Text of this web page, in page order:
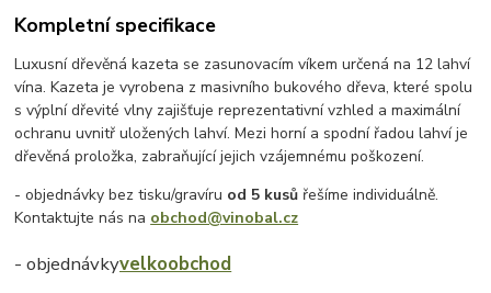
Kompletní specifikace
Luxusní dřevěná kazeta se zasunovacím víkem určená na 12 lahví
vína. Kazeta je vyrobena z masivního bukového dřeva, které spolu
s výplní dřevité vlny zajišťuje reprezentativní vzhled a maximální
ochranu uvnitř uložených lahví. Mezi horní a spodní řadou lahví je
dřevěná proložka, zabraňující jejich vzájemnému poškození.
- objednávky bez tisku/gravíru od 5 kusů řešíme individuálně.
Kontaktujte nás na obchod@vinobal.cz
- objednávkyvelkoobchod